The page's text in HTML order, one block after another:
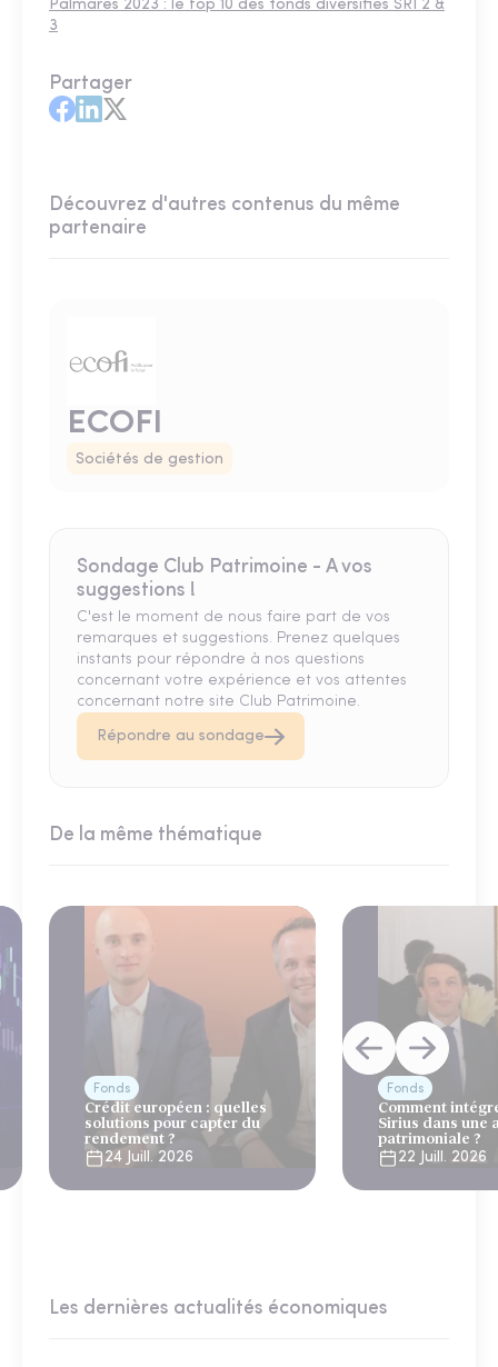
Palmarès 2023 : le top 10 des fonds diversifiés SRI 2 &
3
Partager
Découvrez d'autres contenus du même
partenaire
ECOFI
Sociétés de gestion
Sondage Club Patrimoine - A vos
suggestions !
C'est le moment de nous faire part de vos
remarques et suggestions. Prenez quelques
instants pour répondre à nos questions
concernant votre expérience et vos attentes
concernant notre site Club Patrimoine.
Répondre au sondage
De la même thématique
Fonds
Crédit européen : quelles
solutions pour capter du
rendement ?
24 Juill. 2026
Fonds
Comment
Sirius dans une
patrimoniale ?
22 Juill. 2026
Les dernières actualités économiques